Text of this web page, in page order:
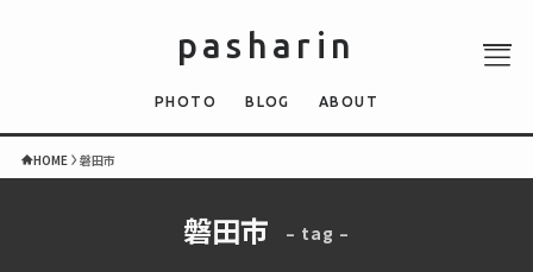
pasharin
PHOTO BLOG ABOUT
HOME 磐田市
磐田市 – tag –